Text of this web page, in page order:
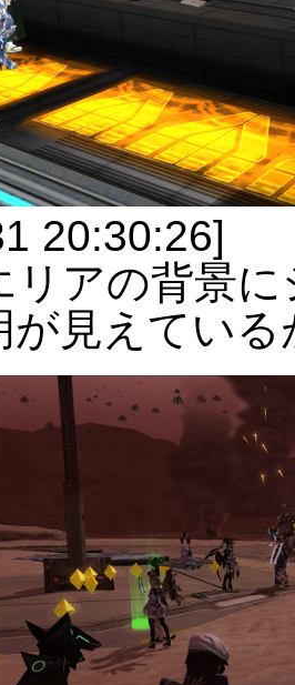
20:30:26]
アの背景に
が見えてい